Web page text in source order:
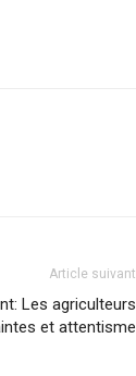
Article suivant
Les agriculteurs
et attentisme